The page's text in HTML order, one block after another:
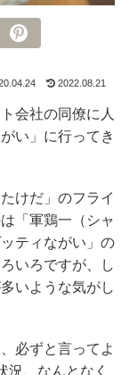
2022.08.21
会社の同僚に人
い」に行ってき
けだ」のフライ
「軍鶏一（シャ
ティながい」の
いろですが、し
いような気がし
必ずと言ってよ
況、なんとなく